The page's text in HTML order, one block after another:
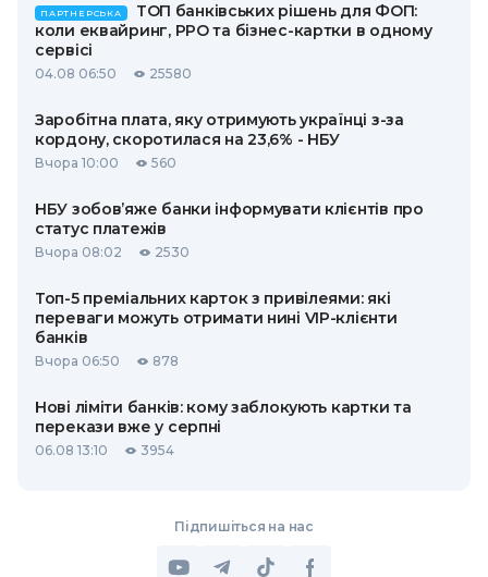
ПАРТНЕРСЬКА
ТОП банківських рішень для ФОП:
коли еквайринг, РРО та бізнес-картки в одному
сервісі
04.08 06:50 25580
Заробітна плата, яку отримують українці з-за
кордону, скоротилася на 23,6% - НБУ
Вчора 10:00 560
НБУ зобов’яже банки інформувати клієнтів про
статус платежів
Вчора 08:02 2530
Топ-5 преміальних карток з привілеями: які
переваги можуть отримати нині VIP-клієнти
банків
Вчора 06:50 878
Нові ліміти банків: кому заблокують картки та
перекази вже у серпні
06.08 13:10 3954
Підпишіться на нас